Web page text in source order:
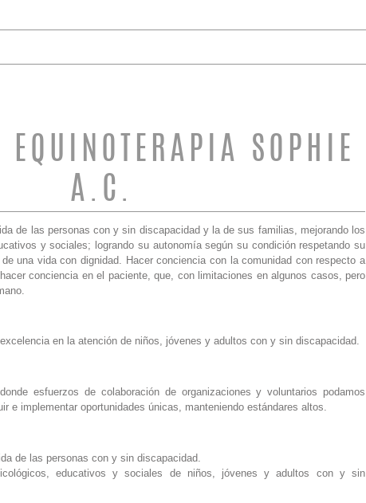
EQUINOTERAPIA SOPHIE
A.C.
de las personas con y sin discapacidad y la de sus familias, mejorando los
y sociales; logrando su autonomía según su condición respetando su
una vida con dignidad. Hacer conciencia con la comunidad con respecto a
conciencia en el paciente, que, con limitaciones en algunos casos, pero
en la atención de niños, jóvenes y adultos con y sin discapacidad.
esfuerzos de colaboración de organizaciones y voluntarios podamos
e implementar oportunidades únicas, manteniendo estándares altos.
de las personas con y sin discapacidad.
educativos y sociales de niños, jóvenes y adultos con y sin